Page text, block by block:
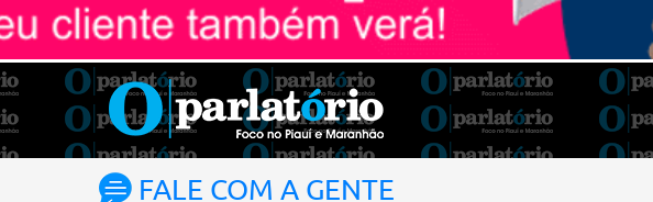
pelo
cargo.
mais
O novo
FALE COM A GENTE